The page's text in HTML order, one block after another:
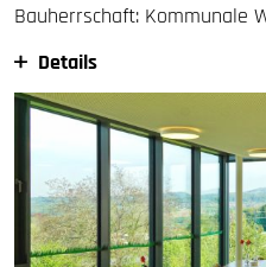
Bauherrschaft: Kommunale
Details